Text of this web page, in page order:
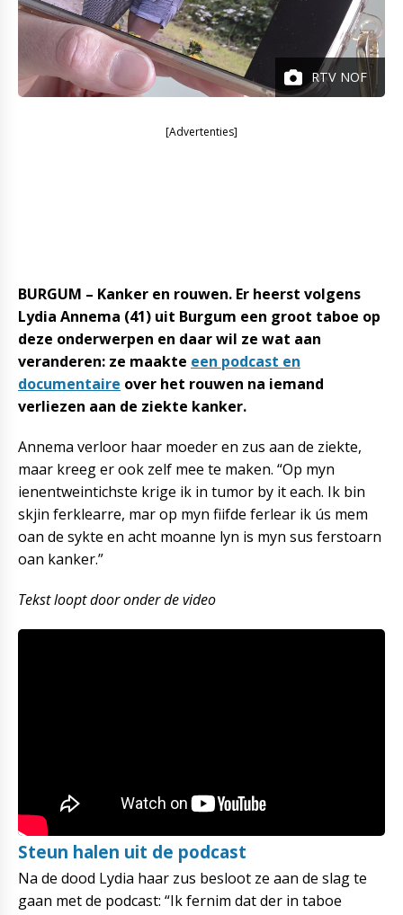
RTV NOF
[Advertenties]
BURGUM – Kanker en rouwen. Er heerst volgens
Lydia Annema (41) uit Burgum een groot taboe op
deze onderwerpen en daar wil ze wat aan
veranderen: ze maakte een podcast en
documentaire over het rouwen na iemand
verliezen aan de ziekte kanker.
Annema verloor haar moeder en zus aan de ziekte,
maar kreeg er ook zelf mee te maken. “Op myn
ienentweintichste krige ik in tumor by it each. Ik bin
skjin ferklearre, mar op myn fiifde ferlear ik ús mem
oan de sykte en acht moanne lyn is myn sus ferstoarn
oan kanker.”
Tekst loopt door onder de video
Steun halen uit de podcast
Na de dood Lydia haar zus besloot ze aan de slag te
gaan met de podcast: “Ik fernim dat der in taboe